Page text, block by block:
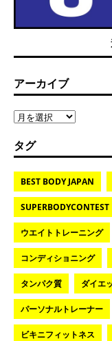
アーカイブ
タグ
BEST BODY JAPAN
SUPERBODYCONTEST
ウエイトトレーニング
コンディショニング
タンパク質 ダイエ
パーソナルトレーナー
ビキニフィットネス